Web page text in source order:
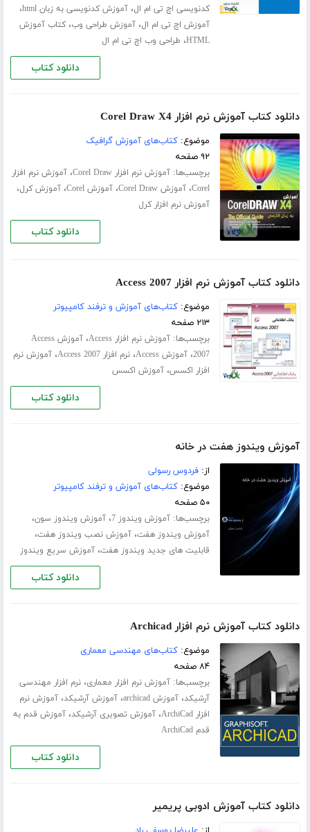
کدنویسی اچ تی ام ال،آموزش کدنویسی به زبان html ،
آموزش اچ تی ام ال،آموزش طراحی وب،کتاب آموزش
HTML، طراحی وب اچ تی ام ال
دانلود کتاب
دانلود کتاب آموزش نرم افزار Corel Draw X4
موضوع:کتاب‌های آموزش گرافیک
۹۲ صفحه
برچسب‌ها:آموزش نرم افزار Corel Draw ،آموزش نرم افزار
Corel،آموزش Corel Draw ،آموزش Corel ،آموزش کرل،
آموزش نرم افزار کرل
دانلود کتاب
دانلود کتاب آموزش نرم افزار Access 2007
موضوع:کتاب‌های آموزش و ترفند کامپیوتر
۲۱۳ صفحه
برچسب‌ها:آموزش نرم افزار Access ،
آموزش Access
2007،آموزش Access ،نرم افزار Access 2007 ،آموزش نرم
افزار اکسس،آموزش اکسس
دانلود کتاب
آموزش ویندوز هفت در خانه
از:فردوس رسولی
موضوع:کتاب‌های آموزش و ترفند کامپیوتر
۵۰ صفحه
برچسب‌ها:آموزش ویندوز 7 ،آموزش ویندوز سون،
آموزش ویندوز هفت،آموزش نصب ویندوز هفت،
قابلیت های جدید ویندوز هفت،آموزش سریع ویندوز
دانلود کتاب
دانلود کتاب آموزش نرم افزار Archicad
موضوع:کتاب‌های مهندسی معماری
۸۴ صفحه
برچسب‌ها:آموزش نرم افزار معماری،نرم افزار مهندسی
آرشیکد،آموزش archicad ،آموزش آرشیکد،آموزش نرم
افزار ArchiCad
،آموزش تصویری آرشیکد،آموزش قدم به
قدم ArchiCad
دانلود کتاب
دانلود کتاب آموزش ادوبی پریمیر